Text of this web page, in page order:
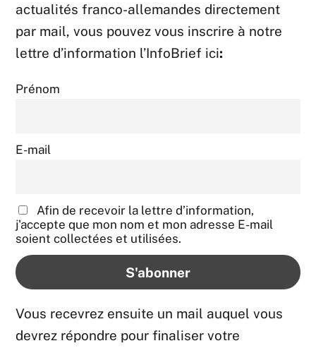
actualités franco-allemandes directement
par mail, vous pouvez vous inscrire à notre
lettre d’information l’InfoBrief ici:
Prénom
E-mail
Afin de recevoir la lettre d’information,
j'accepte que mon nom et mon adresse E-mail
soient collectées et utilisées.
Vous recevrez ensuite un mail auquel vous
devrez répondre pour finaliser votre